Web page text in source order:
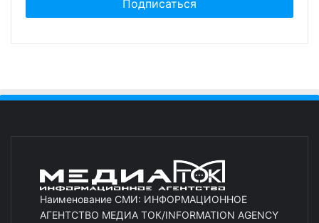
Наименование СМИ: ИНФОРМАЦИОННОЕ
АГЕНТСТВО МЕДИА ТОК/INFORMATION AGENCY